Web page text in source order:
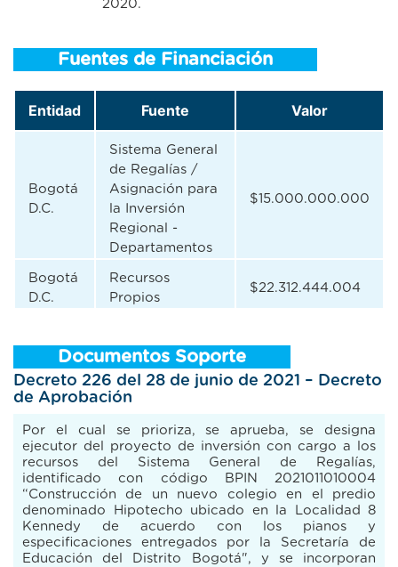
2020.
Fuentes de Financiación
Entidad Fuente Valor
Bogotá
D.C.
Sistema General
de Regalías /
Asignación para
la Inversión
Regional -
Departamentos
$15.000.000.000
Bogotá
D.C.
Recursos
Propios
$22.312.444.004
Documentos Soporte
Decreto 226 del 28 de junio de 2021 – Decreto
de Aprobación
Por el cual se prioriza, se aprueba, se designa
ejecutor del proyecto de inversión con cargo a los
recursos del Sistema General de Regalías,
identificado con código BPIN 2021011010004
“Construcción de un nuevo colegio en el predio
denominado Hipotecho ubicado en la Localidad 8
Kennedy de acuerdo con los pianos y
especificaciones entregados por la Secretaría de
Educación del Distrito Bogotá", y se incorporan